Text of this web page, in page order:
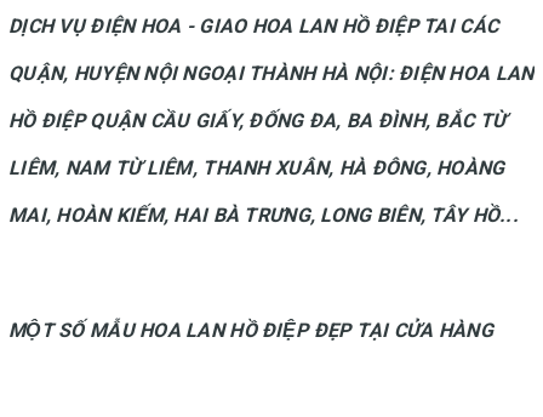
DỊCH VỤ ĐIỆN HOA - GIAO HOA LAN HỒ ĐIỆP TAI CÁC
QUẬN, HUYỆN NỘI NGOẠI THÀNH HÀ NỘI: ĐIỆN HOA LAN
HỒ ĐIỆP QUẬN CẦU GIẤY, ĐỐNG ĐA, BA ĐÌNH, BẮC TỪ
LIÊM, NAM TỪ LIÊM, THANH XUÂN, HÀ ĐÔNG, HOÀNG
MAI, HOÀN KIẾM, HAI BÀ TRƯNG, LONG BIÊN, TÂY HỒ...
MỘT SỐ MẪU HOA LAN HỒ ĐIỆP ĐẸP TẠI CỬA HÀNG